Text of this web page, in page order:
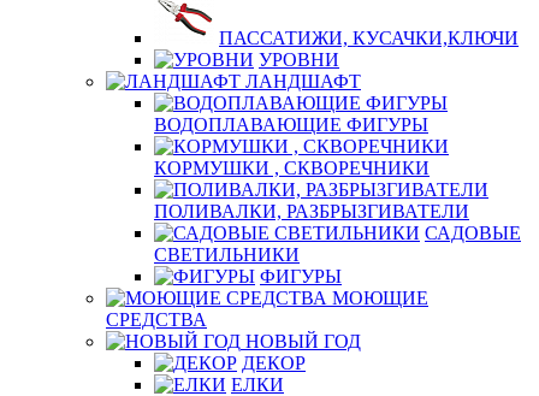
ПАССАТИЖИ, КУСАЧКИ,КЛЮЧИ
УРОВНИ
ЛАНДШАФТ
ВОДОПЛАВАЮЩИЕ ФИГУРЫ
КОРМУШКИ , СКВОРЕЧНИКИ
ПОЛИВАЛКИ, РАЗБРЫЗГИВАТЕЛИ
САДОВЫЕ
СВЕТИЛЬНИКИ
ФИГУРЫ
МОЮЩИЕ
СРЕДСТВА
НОВЫЙ ГОД
ДЕКОР
ЕЛКИ